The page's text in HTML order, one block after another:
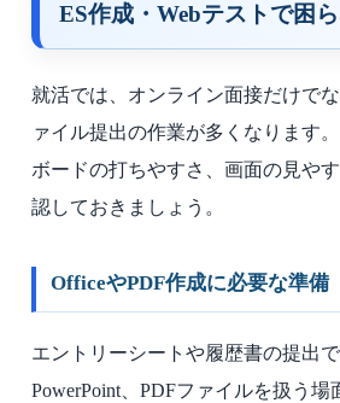
ES作成・Webテストで困
就活では、オンライン面接だけで
ァイル提出の作業が多くなります
ボードの打ちやすさ、画面の見や
認しておきましょう。
OfficeやPDF作成に必要な準備
エントリーシートや履歴書の提出で
PowerPoint、PDFファイルを扱う